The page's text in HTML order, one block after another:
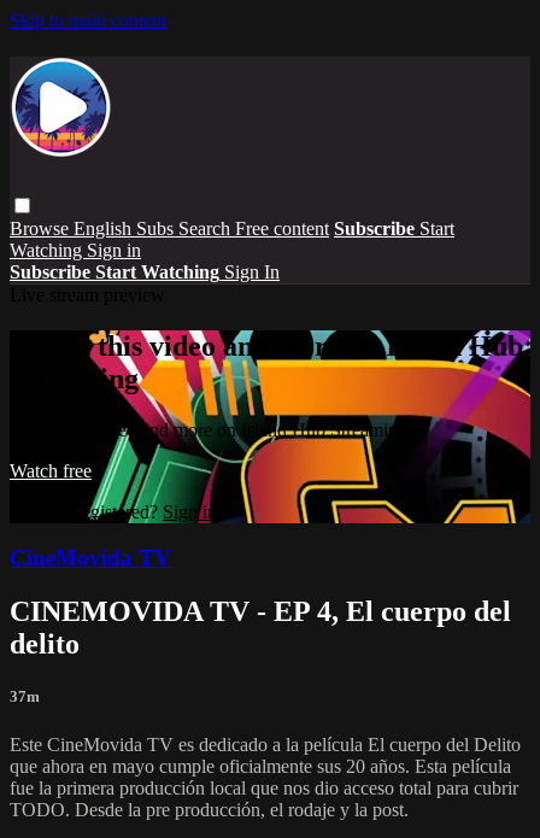
Skip to main content
Browse English Subs Search Free content Subscribe Start
Watching Sign in
Subscribe Start Watching Sign In
Watch this video and more on Island Hub
Streaming
Watch this video and more on Island Hub Streaming
Watch free
Already registered? Sign in
CineMovida TV
CINEMOVIDA TV - EP 4, El cuerpo del
delito
37m
Este CineMovida TV es dedicado a la película El cuerpo del Delito
que ahora en mayo cumple oficialmente sus 20 años. Esta película
fue la primera producción local que nos dio acceso total para cubrir
TODO. Desde la pre producción, el rodaje y la post.